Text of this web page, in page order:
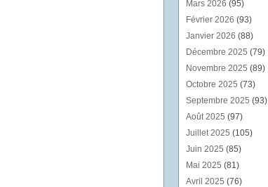
Mars 2026 (95)
Février 2026 (93)
Janvier 2026 (88)
Décembre 2025 (79)
Novembre 2025 (89)
Octobre 2025 (73)
Septembre 2025 (93)
Août 2025 (97)
Juillet 2025 (105)
Juin 2025 (85)
Mai 2025 (81)
Avril 2025 (76)